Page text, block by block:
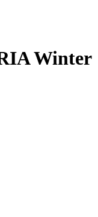
Winter